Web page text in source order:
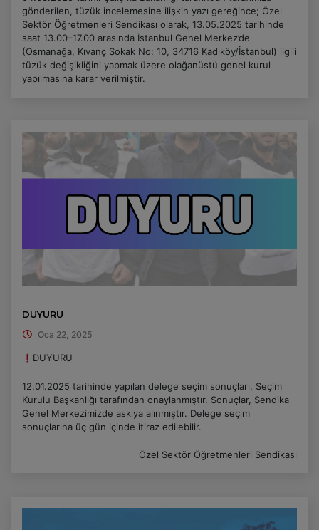
gönderilen, tüzük incelemesine ilişkin yazı gereğince; Özel
Sektör Öğretmenleri Sendikası olarak, 13.05.2025 tarihinde
saat 13.00–17.00 arasında İstanbul Genel Merkez’de
(Osmanağa, Kıvanç Sokak No: 10, 34716 Kadıköy/İstanbul) ilgili
tüzük değişikliğini yapmak üzere olağanüstü genel kurul
yapılmasına karar verilmiştir.
DUYURU
Oca 22, 2025
DUYURU
12.01.2025 tarihinde yapılan delege seçim sonuçları, Seçim
Kurulu Başkanlığı tarafından onaylanmıştır. Sonuçlar, Sendika
Genel Merkezimizde askıya alınmıştır. Delege seçim
sonuçlarına üç gün içinde itiraz edilebilir.
Özel Sektör Öğretmenleri Sendikası